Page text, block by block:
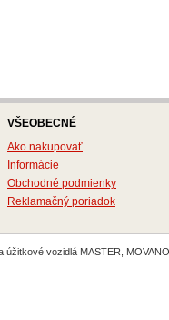
VŠEOBECNÉ
Ako nakupovať
Informácie
Obchodné podmienky
Reklamačný poriadok
úžitkové vozidlá MASTER,